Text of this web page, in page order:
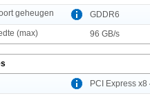
geheugen
GDDR6
(max)
96 GB/s
PCI Express x8